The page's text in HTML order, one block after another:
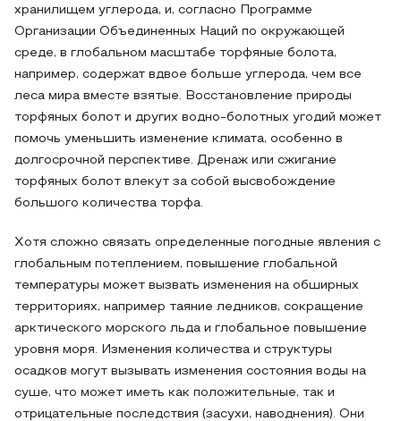
хранилищем углерода, и, согласно Программе
Организации Объединенных Наций по окружающей
среде, в глобальном масштабе торфяные болота,
например, содержат вдвое больше углерода, чем все
леса мира вместе взятые. Восстановление природы
торфяных болот и других водно-болотных угодий может
помочь уменьшить изменение климата, особенно в
долгосрочной перспективе. Дренаж или сжигание
торфяных болот влекут за собой высвобождение
большого количества торфа.
Хотя сложно связать определенные погодные явления с
глобальным потеплением, повышение глобальной
температуры может вызвать изменения на обширных
территориях, например таяние ледников, сокращение
арктического морского льда и глобальное повышение
уровня моря. Изменения количества и структуры
осадков могут вызывать изменения состояния воды на
суше, что может иметь как положительные, так и
отрицательные последствия (засухи, наводнения). Они